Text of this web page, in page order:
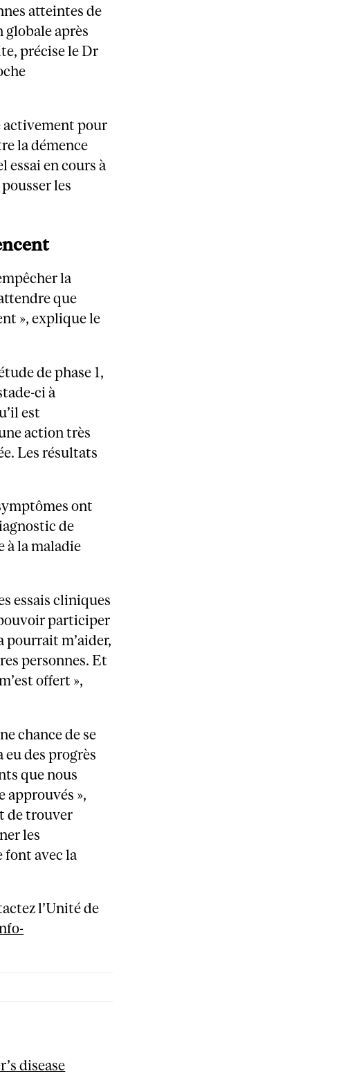
atteintes de
après
précise le Dr
activement pour
la démence
essai en cours à
les
la
que
», explique le
de phase 1,
ci à
est
action très
Les résultats
ont
de
à la maladie
essais cliniques
participer
pourrait m’aider,
personnes. Et
offert »,
chance de se
eu des progrès
que nous
approuvés »,
de trouver
les
font avec la
l’Unité de
disease